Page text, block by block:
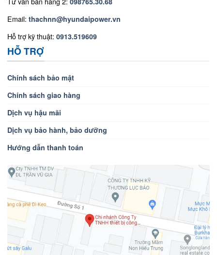
Email: thachnn@hyundaipower.vn
Hỗ trợ kỹ thuật: 0913.519609
HỖ TRỢ
Chính sách bảo mật
Chính sách giao hàng
Dịch vụ hậu mãi
Dịch vụ bảo hành, bảo dưỡng
Hướng dẫn thanh toán